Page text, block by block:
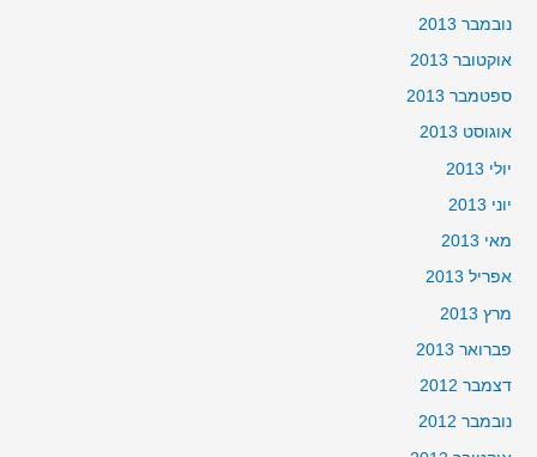
נובמבר 2013
אוקטובר 2013
ספטמבר 2013
אוגוסט 2013
יולי 2013
יוני 2013
מאי 2013
אפריל 2013
מרץ 2013
פברואר 2013
דצמבר 2012
נובמבר 2012